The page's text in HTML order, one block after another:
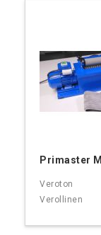
Primaster